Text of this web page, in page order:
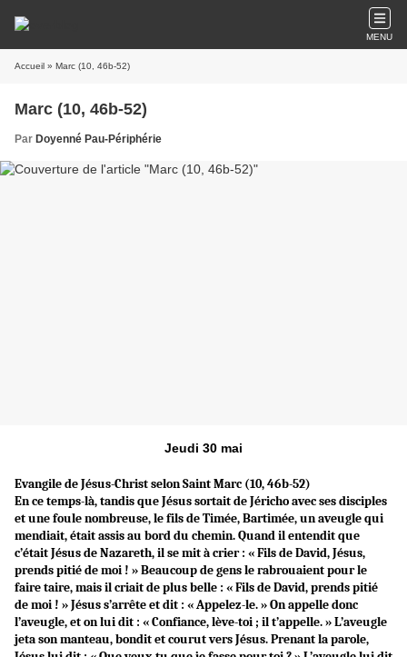
MENU
Accueil » Marc (10, 46b-52)
Marc (10, 46b-52)
Par Doyenné Pau-Périphérie
Jeudi 30 mai
Evangile de Jésus-Christ selon Saint Marc (10, 46b-52)
En ce temps-là, tandis que Jésus sortait de Jéricho avec ses disciples
et une foule nombreuse, le fils de Timée, Bartimée, un aveugle qui
mendiait, était assis au bord du chemin. Quand il entendit que
c’était Jésus de Nazareth, il se mit à crier : « Fils de David, Jésus,
prends pitié de moi ! » Beaucoup de gens le rabrouaient pour le
faire taire, mais il criait de plus belle : « Fils de David, prends pitié
de moi ! » Jésus s’arrête et dit : « Appelez-le. » On appelle donc
l’aveugle, et on lui dit : « Confiance, lève-toi ; il t’appelle. » L’aveugle
jeta son manteau, bondit et courut vers Jésus. Prenant la parole,